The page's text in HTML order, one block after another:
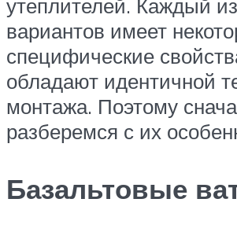
утеплителей. Каждый
вариантов имеет
специфические
обладают идентичной
монтажа. Поэтому
разберемся с их
Базальтовые